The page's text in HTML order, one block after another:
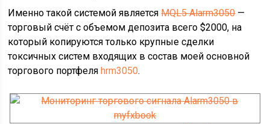
Именно такой системой являетсяMQL5 Alarm3050—
торговый счёт с объемом депозита всего $2000, на
который копируются только крупные сделки
токсичных систем входящих в состав моей основной
торгового портфеляhrm3050.